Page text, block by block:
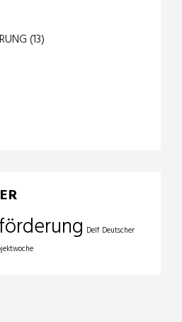
(13)
Delf Deutscher